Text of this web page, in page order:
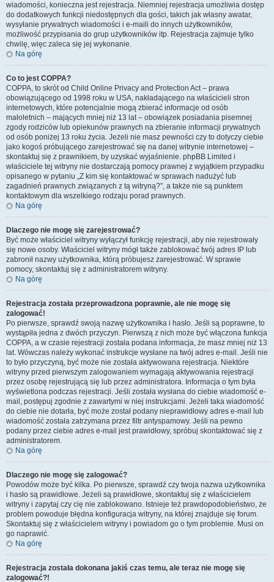
wiadomości, konieczna jest rejestracja. Niemniej rejestracja umożliwia dostęp
do dodatkowych funkcji niedostępnych dla gości, takich jak własny awatar,
wysyłanie prywatnych wiadomości i e-maili do innych użytkowników,
możliwość przypisania do grup użytkowników itp. Rejestracja zajmuje tylko
chwilę, więc zaleca się jej wykonanie.
Na górę
Co to jest COPPA?
COPPA, to skrót od Child Online Privacy and Protection Act – prawa
obowiązującego od 1998 roku w USA, nakładającego na właścicieli stron
internetowych, które potencjalnie mogą zbierać informacje od osób
małoletnich – mających mniej niż 13 lat – obowiązek posiadania pisemnej
zgody rodziców lub opiekunów prawnych na zbieranie informacji prywatnych
od osób poniżej 13 roku życia. Jeżeli nie masz pewności czy to dotyczy ciebie
jako kogoś próbującego zarejestrować się na danej witrynie internetowej –
skontaktuj się z prawnikiem, by uzyskać wyjaśnienie. phpBB Limited i
właściciele tej witryny nie dostarczają pomocy prawnej z wyjątkiem przypadku
opisanego w pytaniu „Z kim się kontaktować w sprawach nadużyć lub
zagadnień prawnych związanych z tą witryną?”, a także nie są punktem
kontaktowym dla wszelkiego rodzaju porad prawnych.
Na górę
Dlaczego nie mogę się zarejestrować?
Być może właściciel witryny wyłączył funkcję rejestracji, aby nie rejestrowały
się nowe osoby. Właściciel witryny mógł także zablokować twój adres IP lub
zabronił nazwy użytkownika, którą próbujesz zarejestrować. W sprawie
pomocy, skontaktuj się z administratorem witryny.
Na górę
Rejestracja została przeprowadzona poprawnie, ale nie mogę się
zalogować!
Po pierwsze, sprawdź swoją nazwę użytkownika i hasło. Jeśli są poprawne, to
wystąpiła jedna z dwóch przyczyn. Pierwszą z nich może być włączona funkcja
COPPA, a w czasie rejestracji została podana informacja, że masz mniej niż 13
lat. Wówczas należy wykonać instrukcje wysłane na twój adres e-mail. Jeśli nie
to było przyczyną, być może nie została aktywowana rejestracja. Niektóre
witryny przed pierwszym zalogowaniem wymagają aktywowania rejestracji
przez osobę rejestrującą się lub przez administratora. Informacja o tym była
wyświetlona podczas rejestracji. Jeśli została wysłana do ciebie wiadomość e-
mail, postępuj zgodnie z zawartymi w niej instrukcjami. Jeżeli taka wiadomość
do ciebie nie dotarła, być może został podany nieprawidłowy adres e-mail lub
wiadomość została zatrzymana przez filtr antyspamowy. Jeśli na pewno
podany przez ciebie adres e-mail jest prawidłowy, spróbuj skontaktować się z
administratorem.
Na górę
Dlaczego nie mogę się zalogować?
Powodów może być kilka. Po pierwsze, sprawdź czy twoja nazwa użytkownika
i hasło są prawidłowe. Jeżeli są prawidłowe, skontaktuj się z właścicielem
witryny i zapytaj czy cię nie zablokowano. Istnieje też prawdopodobieństwo, że
problem powoduje błędna konfiguracja witryny, na której znajduje się forum.
Skontaktuj się z właścicielem witryny i powiadom go o tym problemie. Musi on
go naprawić.
Na górę
Rejestracja została dokonana jakiś czas temu, ale teraz nie mogę się
zalogować?!